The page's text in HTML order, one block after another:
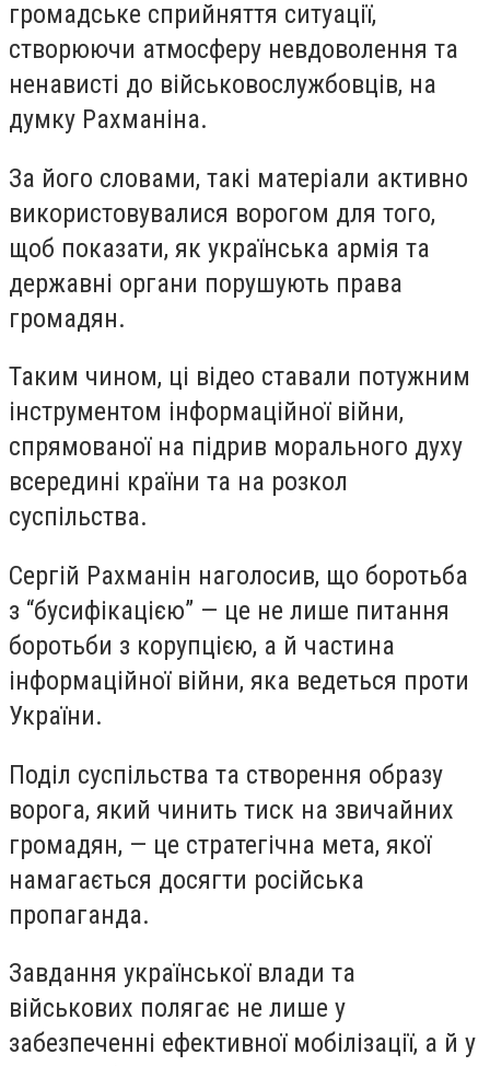
громадське сприйняття ситуації,
створюючи атмосферу невдоволення та
ненависті до військовослужбовців, на
думку Рахманіна.
За його словами, такі матеріали активно
використовувалися ворогом для того,
щоб показати, як українська армія та
державні органи порушують права
громадян.
Таким чином, ці відео ставали потужним
інструментом інформаційної війни,
спрямованої на підрив морального духу
всередині країни та на розкол
суспільства.
Сергій Рахманін наголосив, що боротьба
з “бусифікацією” — це не лише питання
боротьби з корупцією, а й частина
інформаційної війни, яка ведеться проти
України.
Поділ суспільства та створення образу
ворога, який чинить тиск на звичайних
громадян, — це стратегічна мета, якої
намагається досягти російська
пропаганда.
Завдання української влади та
військових полягає не лише у
забезпеченні ефективної мобілізації, а й у